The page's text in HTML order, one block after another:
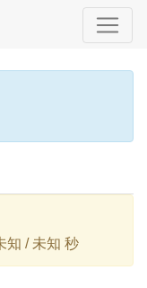
知 / 未知 秒